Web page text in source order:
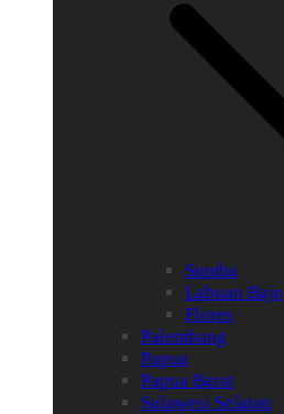
Sumba
Labuan Bajo
Flores
Palembang
Papua
Papua Barat
Sulawesi Selatan